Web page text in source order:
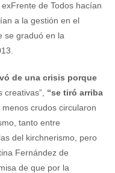
de Todos hacían
a la gestión en el
se graduó en la
de una crisis porque
creativas”, “se tiró arriba
crudos circularon
tanto entre
del kirchnerismo, pero
Fernández de
de que por la